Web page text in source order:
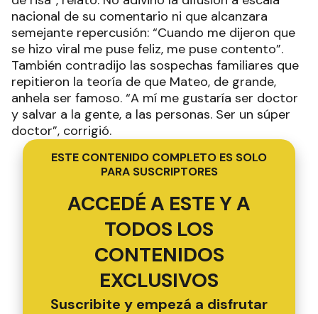
nacional de su comentario ni que alcanzara
semejante repercusión: “Cuando me dijeron que
se hizo viral me puse feliz, me puse contento”.
También contradijo las sospechas familiares que
repitieron la teoría de que Mateo, de grande,
anhela ser famoso. “A mí me gustaría ser doctor
y salvar a la gente, a las personas. Ser un súper
doctor”, corrigió.
ESTE CONTENIDO COMPLETO ES SOLO
PARA SUSCRIPTORES
ACCEDÉ A ESTE Y A
TODOS LOS
CONTENIDOS
EXCLUSIVOS
Suscribite y empezá a disfrutar